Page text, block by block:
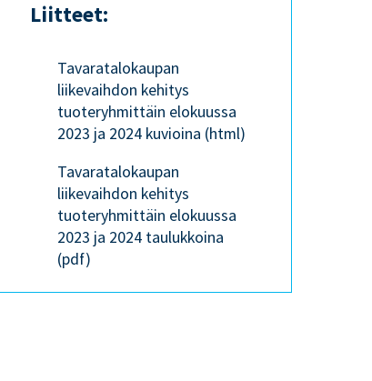
Liitteet:
Tavaratalokaupan
liikevaihdon kehitys
tuoteryhmittäin elokuussa
2023 ja 2024 kuvioina (html)
Tavaratalokaupan
liikevaihdon kehitys
tuoteryhmittäin elokuussa
2023 ja 2024 taulukkoina
(pdf)